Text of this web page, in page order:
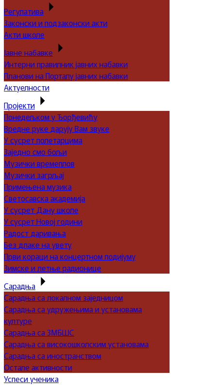
Регулатива
Законски и подзаконски акти
Акти школе
Јавне набавке
Интерни правилник јавних набавки
Планови на Порталу јавних набавки
Актуелности
Пројекти
Понедељком у Ђорђевићу
Вредне руке дарују Вам звуке
У сусрет полетарцима
Заједно смо бољи
Музички времеплов
Музички загрљај
Примењена музика
Светосавска академија
У сусрет Дану школе
У сусрет Новој години
Радост даривања
Без длаке на увету
Први кораци на концертном подијуму
Зимске и летње радионице
Сарадња
Сарадња са локалном заједницом
Сарадња са удружењима и установама
културе
Сарадња са ЗМБШС
Сарадња са високошколским установама
Сарадња са иностранством
Остале активности
Успеси ученика